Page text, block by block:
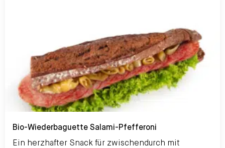
Bio-Wiederbaguette Salami-Pfefferoni
Ein herzhafter Snack für zwischendurch mit